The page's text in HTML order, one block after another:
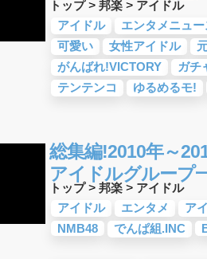
トップ> 邦楽 > アイドル
アイドル
エンタメニュー
可愛い
女性アイドル
がんばれ!VICTORY
ガチ
テンテンコ
ゆるめるモ!
総集編!2010年～
アイドルグループ
トップ> 邦楽 > アイドル
アイドル
エンタメ ア
NMB48
でんぱ組.INC